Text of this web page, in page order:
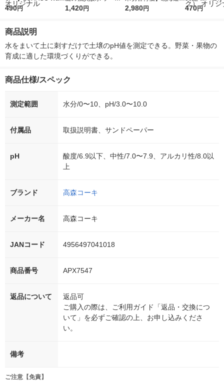
r（ロハコウォータ
シ） オリジナル
490円
レス 500ml 1箱（24
1,420円
ななつぼし 無洗米 5k
2,980円
ルソフトパッ
オリジナル
470円
商品説明
水をまいて土に刺すだけで土壌のpH値を測定できる。野菜・果物の
育成に適した環境づくりができる。
商品仕様/スペック
測定範囲 水分/0〜10、pH/3.0〜10.0
付属品 取扱説明書、サンドペーパー
pH
酸度/6.9以下、中性/7.0〜7.9、アルカリ性/8.0以
上
ブランド 高森コーキ
メーカー名 高森コーキ
JANコード 4956497041018
商品番号 APX7547
返品について
返品可
ご購入の際は、ご利用ガイド「返品・交換につ
いて」を必ずご確認の上、お申し込みくださ
い。
備考
ご注意【免責】